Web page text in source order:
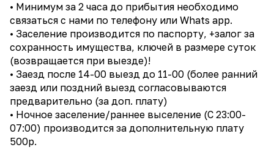
• Минимум за 2 часа до прибытия необходимо
связаться с нами по телефону или Whаts арр.
• Заселение производится по паспорту, +залог за
сохранность имущества, ключей в размере суток
(возвращается при выезде)!
• Заезд после 14-00 выезд до 11-00 (более ранний
заезд или поздний выезд согласовываются
предварительно (за доп. плату)
• Ночное заселение/раннее выселение (С 23:00-
07:00) производится за дополнительную плату
500р.